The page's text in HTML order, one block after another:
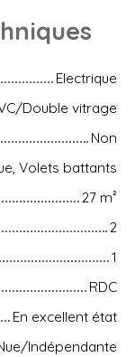
Electrique
Double vitrage
Non
Volets battants
27 m²
2
1
RDC
En excellent état
Indépendante